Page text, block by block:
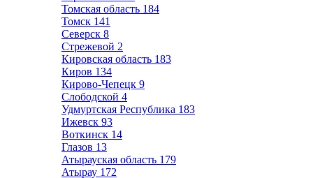
Томская область 184
Томск 141
Северск 8
Стрежевой 2
Кировская область 183
Киров 134
Кирово-Чепецк 9
Слободской 4
Удмуртская Республика 183
Ижевск 93
Воткинск 14
Глазов 13
Атырауская область 179
Атырау 172